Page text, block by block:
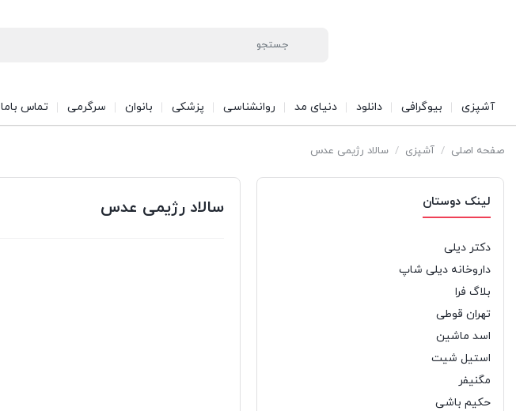
آشپزی بیوگرافی دانلود دنیای مد روانشناسی پزشکی بانوان سرگرمی تماس باما
صفحه اصلی / آشپزی / سالاد رژیمی عدس
لینک دوستان
دکتر دیلی
داروخانه دیلی شاپ
بلاگ فرا
تهران قوطی
اسد ماشین
استیل شیت
مگنیفر
حکیم باشی
سالاد رژیمی عدس